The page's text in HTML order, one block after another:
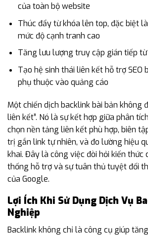
của toàn bộ website
Thúc đẩy từ khóa lên top, đặc biệt
mức độ cạnh tranh cao
Tăng lưu lượng truy cập gián tiếp
Tạo hệ sinh thái liên kết hỗ trợ SEO
phụ thuộc vào quảng cáo
Một chiến dịch backlink bài bản không
liên kết”. Nó là sự kết hợp giữa phân
chọn nền tảng liên kết phù hợp, biên
trị gắn link tự nhiên, và đo lường hiệu
khai. Đây là công việc đòi hỏi kiến thức
thống hỗ trợ và sự tuân thủ tuyệt đối
của Google.
Lợi Ích Khi Sử Dụng Dịch Vụ
Nghiệp
Backlink không chỉ là công cụ giúp